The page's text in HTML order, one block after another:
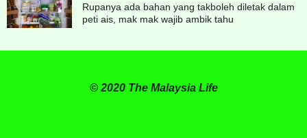
Rupanya ada bahan yang takboleh diletak dalam
peti ais, mak mak wajib ambik tahu
© 2020 The Malaysia Life